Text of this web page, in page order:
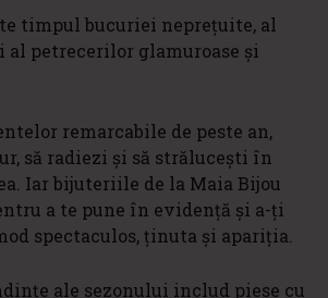
timpul bucuriei neprețuite, al
al petrecerilor glamuroase și
remarcabile de peste an,
să radiezi și să strălucești în
Iar bijuteriile de la Maia Bijou
a te pune în evidență și a-ți
spectaculos, ținuta și apariția.
ale sezonului includ piese cu